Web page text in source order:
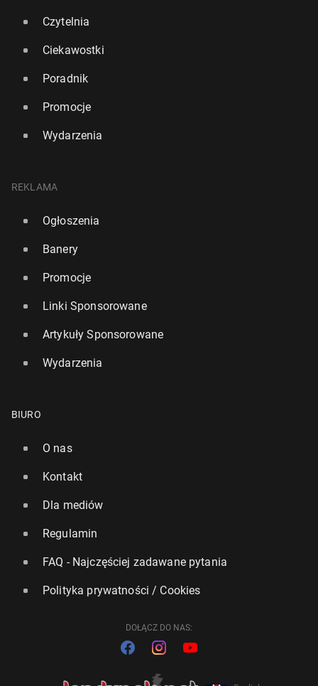
Czytelnia
Ciekawostki
Poradnik
Promocje
Wydarzenia
REKLAMA
Ogłoszenia
Banery
Promocje
Linki Sponsorowane
Artykuły Sponsorowane
Wydarzenia
BIURO
O nas
Kontakt
Dla mediów
Regulamin
FAQ - Najczęściej zadawane pytania
Polityka prywatności / Cookies
DOŁĄCZ DO NAS: